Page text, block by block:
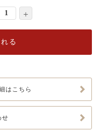
＋
はこちら
せ